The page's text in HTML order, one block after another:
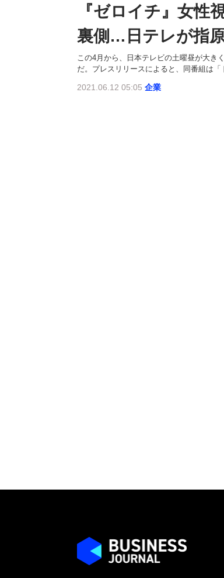
『ゼロイチ』女性
裏側…日テレが指
この4月から、日本テレビの土曜昼が大き
だ。プレスリリースによると、同番組は「
2021.06.12 05:05 企業